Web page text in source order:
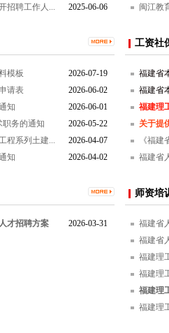
招聘工作人...
2025-06-06
闽江教
模板
2026-07-19
请表
2026-06-02
知
2026-06-01
职务的通知
2026-05-22
程系列土建...
2026-04-07
知
2026-04-02
工资社
福建省
福建省
福建理
关于提
《福
福建省
才招聘方案 2026-03-31
师资培
福建省
福建省
福建理
福建理
福建理
福建理